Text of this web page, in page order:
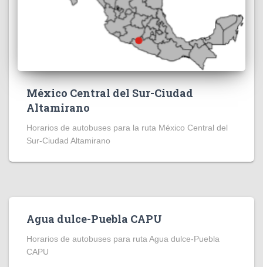
México Central del Sur-Ciudad
Altamirano
Horarios de autobuses para la ruta México Central del
Sur-Ciudad Altamirano
Agua dulce-Puebla CAPU
Horarios de autobuses para ruta Agua dulce-Puebla
CAPU